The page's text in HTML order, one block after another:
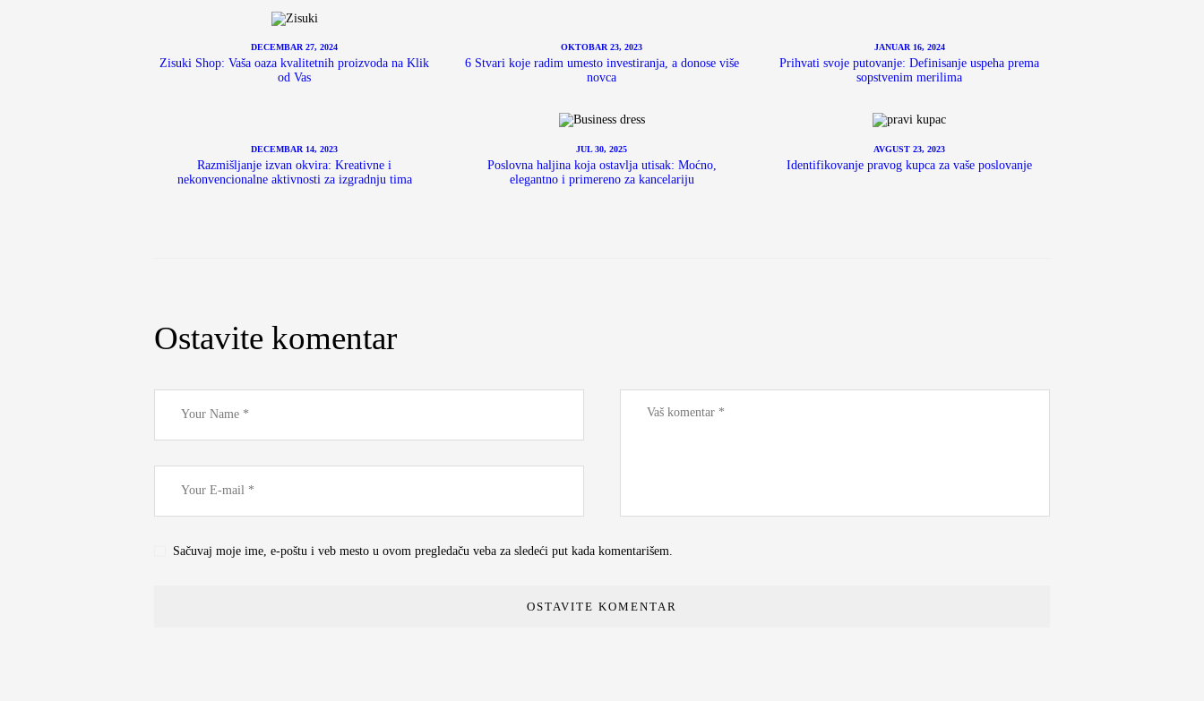
DECEMBAR 27, 2024
Zisuki Shop: Vaša oaza kvalitetnih proizvoda na Klik
od Vas
OKTOBAR 23, 2023
6 Stvari koje radim umesto investiranja, a donose više
novca
JANUAR 16, 2024
Prihvati svoje putovanje: Definisanje uspeha prema
sopstvenim merilima
DECEMBAR 14, 2023
Razmišljanje izvan okvira: Kreativne i
nekonvencionalne aktivnosti za izgradnju tima
JUL 30, 2025
Poslovna haljina koja ostavlja utisak: Moćno,
elegantno i primereno za kancelariju
AVGUST 23, 2023
Identifikovanje pravog kupca za vaše poslovanje
Ostavite komentar
Sačuvaj moje ime, e-poštu i veb mesto u ovom pregledaču veba za sledeći put kada komentarišem.